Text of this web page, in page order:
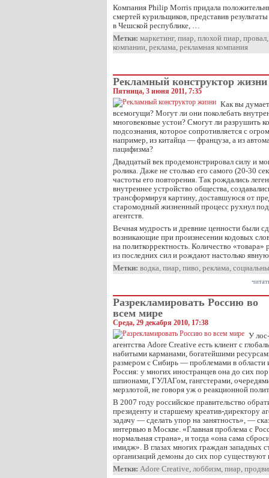
Компания Philip Morris придала
смертей курильщиков, представив
в Чешской республике, …
Метки: маркетинг, пиар, плохой пиар, провал
компании, реклама, рекламная компания
Рекламный конструктор жизни
Пятница, 3 июня 2011, 7:35
Как вы
всемогущи? Могут ли они поколебать
многовековые устои? Смогут ли разрушить
подсознания, которое сопротивляется с
например, из китайца — француза, а из
пацифизма?
Двадцатый век продемонстрировал силу и
ролика. Даже не столько его самого (20-30
частоты его повторения. Так рождались
внутреннее устройство общества,
трансформируя картину, доставшуюся от
старомодный жизненный процесс рухнул
агентств.
Вечная мудрость и древние ценности были
возникающие при произнесении кодовых
на политкорректность. Количество «товара»
из последних сил и рождают настолько
Метки: водка, пиар, пиво, реклама,
Разрекламировать Россию во
всем мире
Среда, 29 декабря 2010, 17:38
У
агентства Adore Creative есть клиент с
набитыми карманами, богатейшими
размером с Сибирь — проблемами в
Россия: у многих иностранцев она до сих
шпионами, ГУЛАГом, гангстерами,
мерзлотой, не говоря уж о реакционной
В 2007 году российское правительство
президенту и старшему креатив-директору
задачу — сделать упор на занятность», —
интервью в Москве. «Главная проблема с
нормальная страна», и тогда «она сама
имидж». В глазах многих граждан западных
организаций демоны до сих пор
Метки: Adore Creative, лоббизм, пиар,